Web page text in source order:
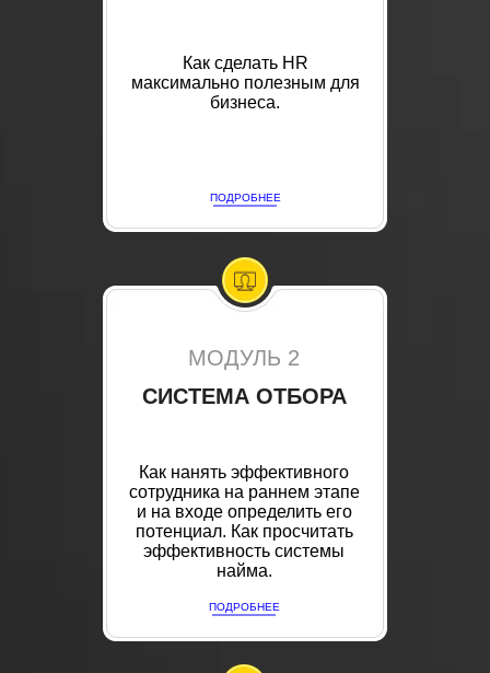
Как сделать HR
максимально полезным для
бизнеса.
ПОДРОБНЕЕ
МОДУЛЬ 2
СИСТЕМА ОТБОРА
Как нанять эффективного
сотрудника на раннем этапе
и на входе определить его
потенциал. Как просчитать
эффективность системы
найма.
ПОДРОБНЕЕ